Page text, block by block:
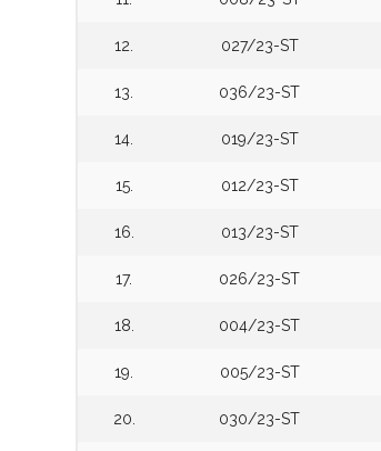
12. 027/23-ST
13. 036/23-ST
14. 019/23-ST
15. 012/23-ST
16. 013/23-ST
17. 026/23-ST
18. 004/23-ST
19. 005/23-ST
20. 030/23-ST